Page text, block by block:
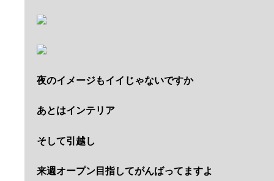
夜のイメージもイイじゃないですか
あとはインテリア
そして引越し
来週オープン目指してがんばってますよ